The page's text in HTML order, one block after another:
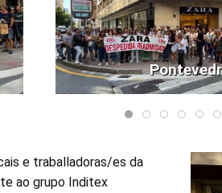
e traballadoras/es da
ao grupo Inditex